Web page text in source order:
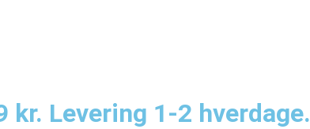
kr. Levering 1-2 hverdage.